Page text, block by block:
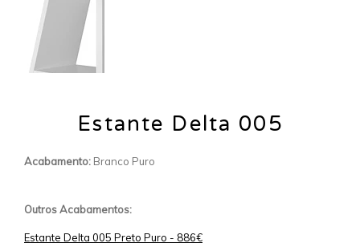
Estante Delta 005
Acabamento: Branco Puro
Outros Acabamentos:
Estante Delta 005 Preto Puro - 886€